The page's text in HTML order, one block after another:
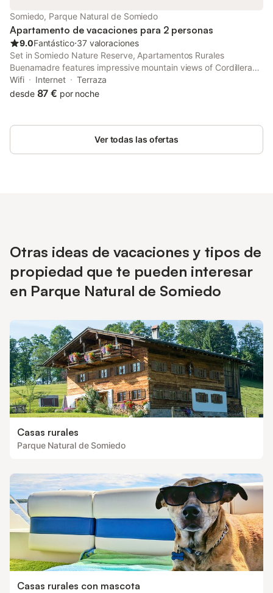
Somiedo, Parque Natural de Somiedo
Apartamento de vacaciones para 2 personas
9.0Fantástico⋅37 valoraciones
Set in Somiedo Nature Reserve, Apartamentos Rurales
Buenamadre features impressive mountain views of Cordillera
Cantabrica. It offers heated apartments with free Wi-Fi and
private balconies, inside a traditional country house surrounded
Wifi Internet
Terraza
desde 87 € por noche
Ver todas las ofertas
Otras ideas de vacaciones y tipos de
propiedad que te pueden interesar
en Parque Natural de Somiedo
Casas rurales
Parque Natural de Somiedo
Casas rurales con mascota